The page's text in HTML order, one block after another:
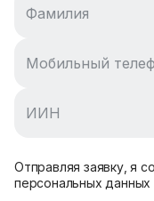
Отправляя заявку, я
персональных